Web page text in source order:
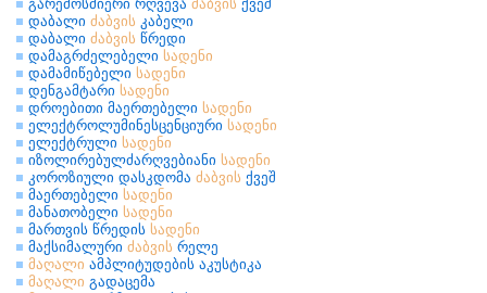
გარემოსმიერი რღვევა ძაბვის ქვეშ
დაბალი ძაბვის კაბელი
დაბალი ძაბვის წრედი
დამაგრძელებელი სადენი
დამამიწებელი სადენი
დენგამტარი სადენი
დროებითი მაერთებელი სადენი
ელექტროლუმინესცენციური სადენი
ელექტრული სადენი
იზოლირებულძარღვებიანი სადენი
კოროზიული დასკდომა ძაბვის ქვეშ
მაერთებელი სადენი
მანათობელი სადენი
მართვის წრედის სადენი
მაქსიმალური ძაბვის რელე
მაღალი ამპლიტუდების აკუსტიკა
მაღალი გადაცემა